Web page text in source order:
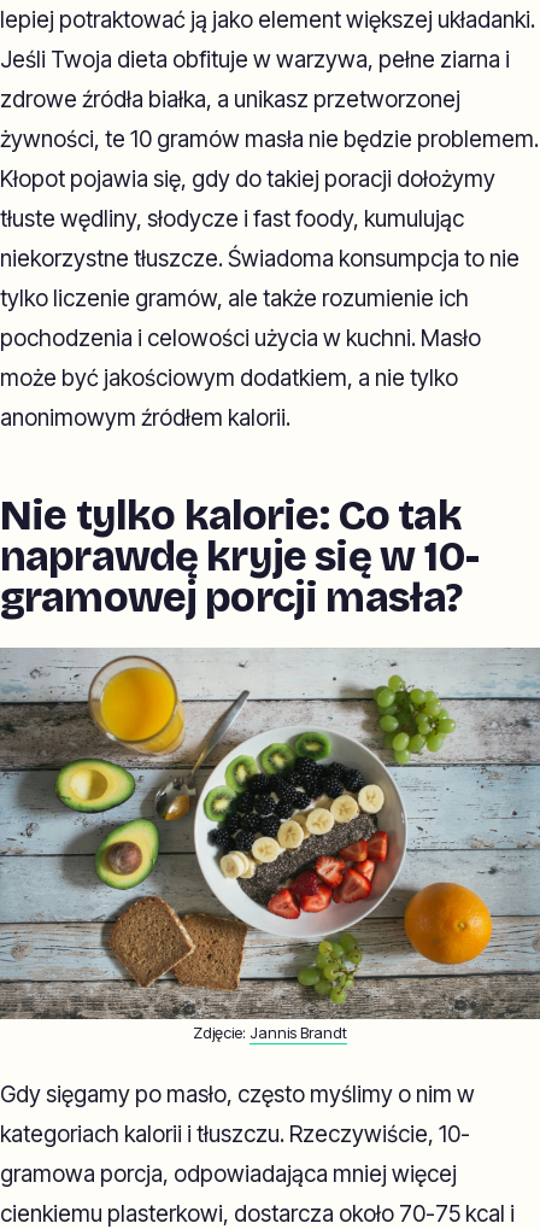
lepiej potraktować ją jako element większej układanki.
Jeśli Twoja dieta obfituje w warzywa, pełne ziarna i
zdrowe źródła białka, a unikasz przetworzonej
żywności, te 10 gramów masła nie będzie problemem.
Kłopot pojawia się, gdy do takiej poracji dołożymy
tłuste wędliny, słodycze i fast foody, kumulując
niekorzystne tłuszcze. Świadoma konsumpcja to nie
tylko liczenie gramów, ale także rozumienie ich
pochodzenia i celowości użycia w kuchni. Masło
może być jakościowym dodatkiem, a nie tylko
anonimowym źródłem kalorii.
Nie tylko kalorie: Co tak
naprawdę kryje się w 10-
gramowej porcji masła?
Zdjęcie: Jannis Brandt
Gdy sięgamy po masło, często myślimy o nim w
kategoriach kalorii i tłuszczu. Rzeczywiście, 10-
gramowa porcja, odpowiadająca mniej więcej
cienkiemu plasterkowi, dostarcza około 70-75 kcal i